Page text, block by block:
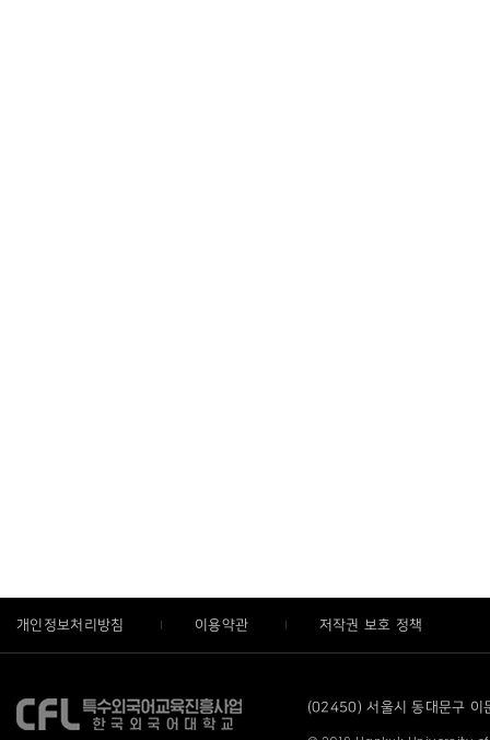
개인정보처리방침 이용약관 저작권 보호 정책
(02450) 서울시 동대문구